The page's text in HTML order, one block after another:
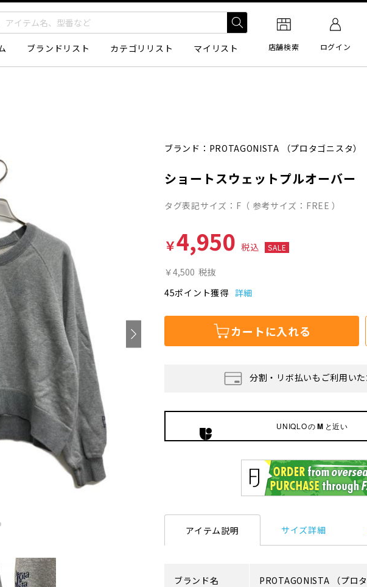
ブランドリスト カテゴリリスト マイリスト 店舗検索 ログイン
ブランド： PROTAGONISTA （プロタゴニスタ）
ショートスウェットプルオーバー
タグ表記サイズ：F（ 参考サイズ：FREE ）
￥4,950 税込 SALE
￥4,500 税抜
45ポイント獲得 詳細
カートに入れる
分割・リボ払いもご利用い
UNIQLOのM と近い
アイテム説明 サイズ詳細
ブランド名 PROTAGONISTA （プロ